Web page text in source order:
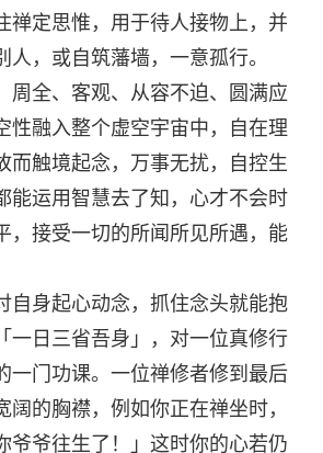
禅定思惟，用于待人接物上，并
人，或自筑藩墙，一意孤行。
周全、客观、从容不迫、圆满应
性融入整个虚空宇宙中，自在理
而触境起念，万事无扰，自控生
能运用智慧去了知，心才不会时
，接受一切的所闻所见所遇，能
自身起心动念，抓住念头就能抱
一日三省吾身」，对一位真修行
一门功课。一位禅修者修到最后
阔的胸襟，例如你正在禅坐时，
爷爷往生了！」这时你的心若仍